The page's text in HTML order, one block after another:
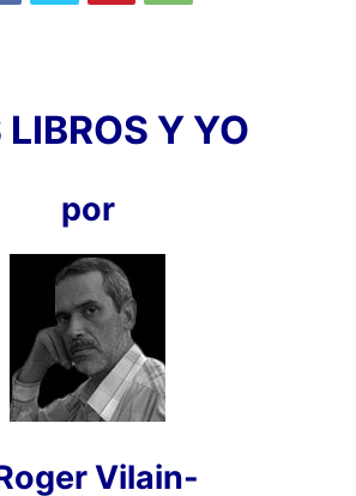
LIBROS Y YO
por
Vilain-